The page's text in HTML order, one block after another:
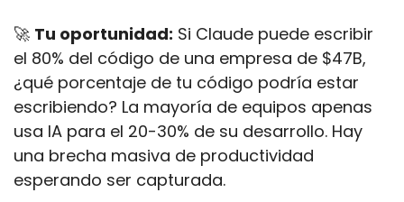
🚀 Tu oportunidad: Si Claude puede escribir
el 80% del código de una empresa de $47B,
¿qué porcentaje de tu código podría estar
escribiendo? La mayoría de equipos apenas
usa IA para el 20-30% de su desarrollo. Hay
una brecha masiva de productividad
esperando ser capturada.